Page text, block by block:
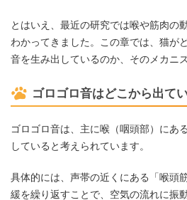
とはいえ、最近の研究では喉や筋肉の
わかってきました。この章では、猫が
音を生み出しているのか、そのメカニ
ゴロゴロ音はどこから出て
ゴロゴロ音は、主に喉（咽頭部）にあ
していると考えられています。
具体的には、声帯の近くにある「喉頭
緩を繰り返すことで、空気の流れに振